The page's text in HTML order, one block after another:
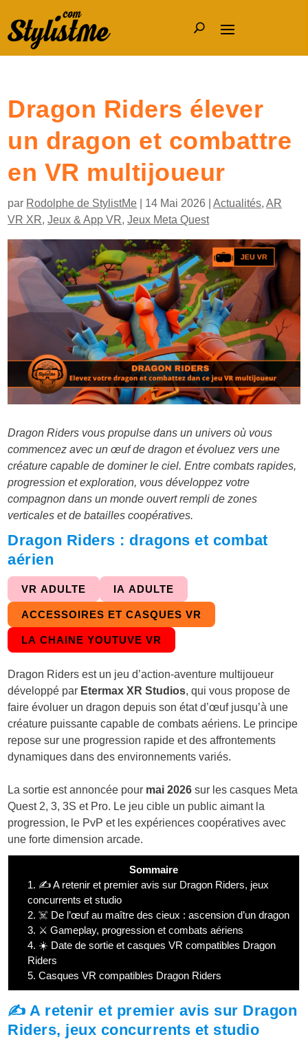
Dragon Riders élever
un dragon et combattre
en VR multijoueur
par Rodolphe de StylistMe 14 Mai 2026 |Actualités,AR
VR XR,Jeux & App VR,Jeux Meta Quest
Dragon Riders vous propulse dans un univers où vous
commencez avec un œuf de dragon et évoluez vers une
créature capable de dominer le ciel. Entre combats rapides,
progression et exploration, vous développez votre
compagnon dans un monde ouvert rempli de zones
verticales et de batailles coopératives.
Dragon Riders : dragons et combat
aérien
VR ADULTE IA ADULTE
ACCESSOIRES ET CASQUES VR
LA CHAINE YOUTUVE VR
Dragon Riders est un jeu d’action-aventure multijoueur
développé par Etermax XR Studios, qui vous propose de
faire évoluer un dragon depuis son état d’œuf jusqu’à une
créature puissante capable de combats aériens. Le principe
repose sur une progression rapide et des affrontements
dynamiques dans des environnements variés.
La sortie est annoncée pour mai 2026 sur les casques Meta
Quest 2, 3, 3S et Pro. Le jeu cible un public aimant la
progression, le PvP et les expériences coopératives avec
une forte dimension arcade.
Sommaire
1. ✍️ A retenir et premier avis sur Dragon Riders, jeux
concurrents et studio
2. ☠️ De l’œuf au maître des cieux : ascension d’un dragon
3. ⚔️ Gameplay, progression et combats aériens
4. ☀️ Date de sortie et casques VR compatibles Dragon
Riders
5. Casques VR compatibles Dragon Riders
✍️ A retenir et premier avis sur Dragon
Riders, jeux concurrents et studio